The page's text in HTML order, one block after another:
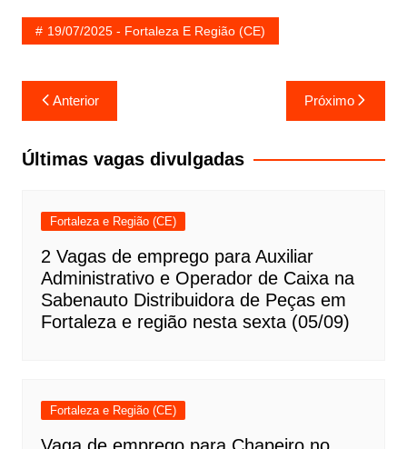
19/07/2025 - Fortaleza E Região (CE)
Navegação
de
Post
Anterior Próximo
Últimas vagas divulgadas
Fortaleza e Região (CE)
2 Vagas de emprego para Auxiliar
Administrativo e Operador de Caixa na
Sabenauto Distribuidora de Peças em
Fortaleza e região nesta sexta (05/09)
Fortaleza e Região (CE)